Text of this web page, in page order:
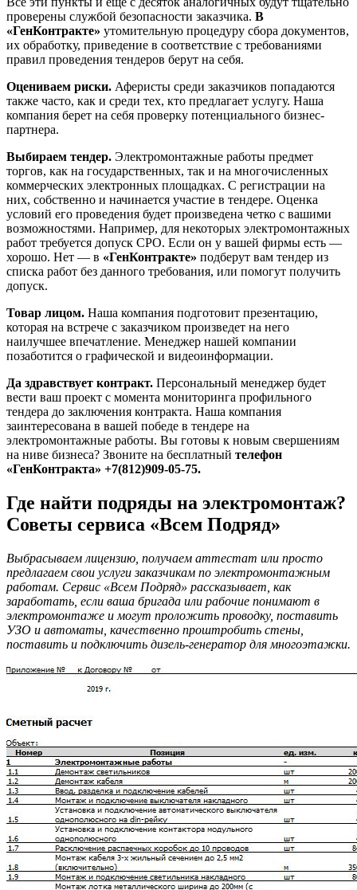
проверены службой безопасности заказчика. В
«ГенКонтракте» утомительную процедуру сбора документов,
их обработку, приведение в соответствие с требованиями
правил проведения тендеров берут на себя.
Оцениваем риски. Аферисты среди заказчиков попадаются
также часто, как и среди тех, кто предлагает услугу. Наша
компания берет на себя проверку потенциального бизнес-
партнера.
Выбираем тендер. Электромонтажные работы предмет
торгов, как на государственных, так и на многочисленных
коммерческих электронных площадках. С регистрации на
них, собственно и начинается участие в тендере. Оценка
условий его проведения будет произведена четко с вашими
возможностями. Например, для некоторых электромонтажных
работ требуется допуск СРО. Если он у вашей фирмы есть —
хорошо. Нет — в «ГенКонтракте» подберут вам тендер из
списка работ без данного требования, или помогут получить
допуск.
Товар лицом. Наша компания подготовит презентацию,
которая на встрече с заказчиком произведет на него
наилучшее впечатление. Менеджер нашей компании
позаботится о графической и видеоинформации.
Да здравствует контракт. Персональный менеджер будет
вести ваш проект с момента мониторинга профильного
тендера до заключения контракта. Наша компания
заинтересована в вашей победе в тендере на
электромонтажные работы. Вы готовы к новым свершениям
на ниве бизнеса? Звоните на бесплатный телефон
«ГенКонтракта» +7(812)909-05-75.
Где найти подряды на электромонтаж?
Советы сервиса «Всем Подряд»
Выбрасываем лицензию, получаем аттестат или просто
предлагаем свои услуги заказчикам по электромонтажным
работам. Сервис «Всем Подряд» рассказывает, как
заработать, если ваша бригада или рабочие понимают в
электромонтаже и могут проложить проводку, поставить
УЗО и автоматы, качественно проштробить стены,
поставить и подключить дизель-генератор для многоэтажки.